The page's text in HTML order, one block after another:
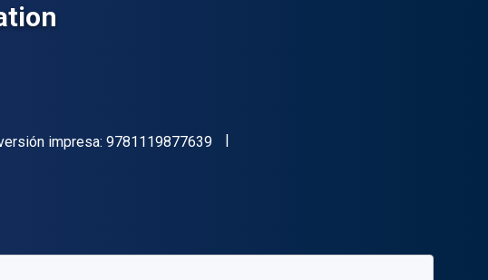
impresa: 9781119877639"ISBN-13 9781119877639"